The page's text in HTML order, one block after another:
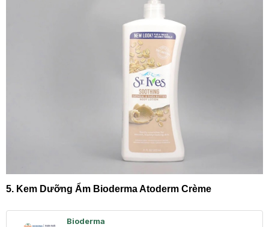
5. Kem Dưỡng Ẩm Bioderma Atoderm Crème
Bioderma